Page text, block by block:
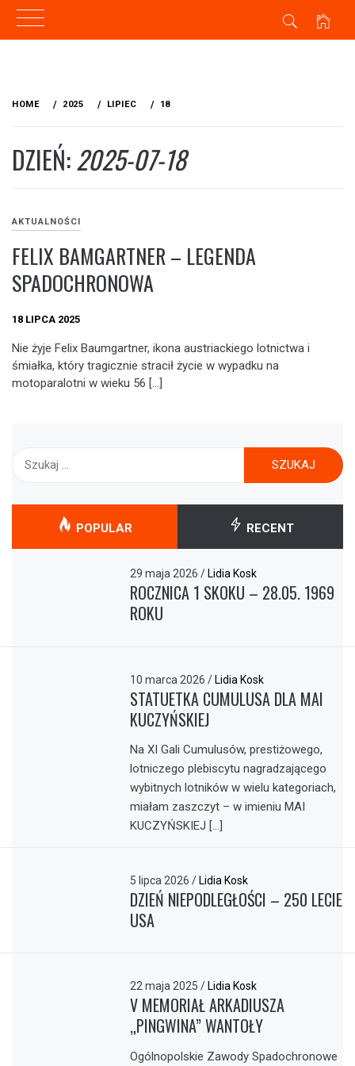
HOME 2025 LIPIEC 18
DZIEŃ:2025-07-18
AKTUALNOŚCI
FELIX BAMGARTNER – LEGENDA
SPADOCHRONOWA
18 LIPCA 2025
Nie żyje Felix Baumgartner, ikona austriackiego lotnictwa i
śmiałka, który tragicznie stracił życie w wypadku na
motoparalotni w wieku 56 […]
POPULAR RECENT
29 maja 2026/ Lidia Kosk
ROCZNICA 1 SKOKU – 28.05. 1969
ROKU
10 marca 2026/ Lidia Kosk
STATUETKA CUMULUSA DLA MAI
KUCZYŃSKIEJ
Na XI Gali Cumulusów, prestiżowego,
lotniczego plebiscytu nagradzającego
wybitnych lotników w wielu kategoriach,
miałam zaszczyt – w imieniu MAI
KUCZYŃSKIEJ […]
5 lipca 2026/ Lidia Kosk
DZIEŃ NIEPODLEGŁOŚCI – 250 LECIE
USA
22 maja 2025/ Lidia Kosk
V MEMORIAŁ ARKADIUSZA
„PINGWINA” WANTOŁY
Ogólnopolskie Zawody Spadochronowe